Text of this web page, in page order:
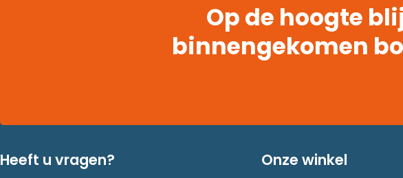
Op de hoogte
binnengekomen
Heeft u vragen? Onze winkel